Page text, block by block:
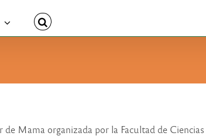
Mama organizada por la Facultad de